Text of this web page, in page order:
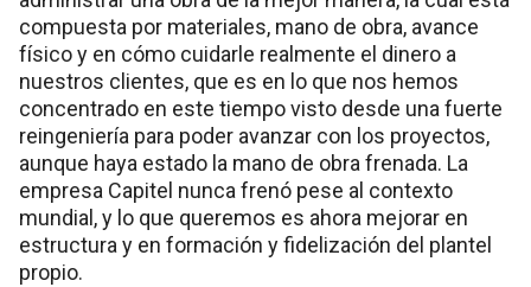
compuesta por materiales, mano de obra, avance
físico y en cómo cuidarle realmente el dinero a
nuestros clientes, que es en lo que nos hemos
concentrado en este tiempo visto desde una fuerte
reingeniería para poder avanzar con los proyectos,
aunque haya estado la mano de obra frenada. La
empresa Capitel nunca frenó pese al contexto
mundial, y lo que queremos es ahora mejorar en
estructura y en formación y fidelización del plantel
propio.